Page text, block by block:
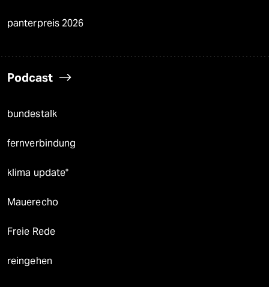
panterpreis 2026
Podcast
bundestalk
fernverbindung
klima update°
Mauerecho
Freie Rede
reingehen